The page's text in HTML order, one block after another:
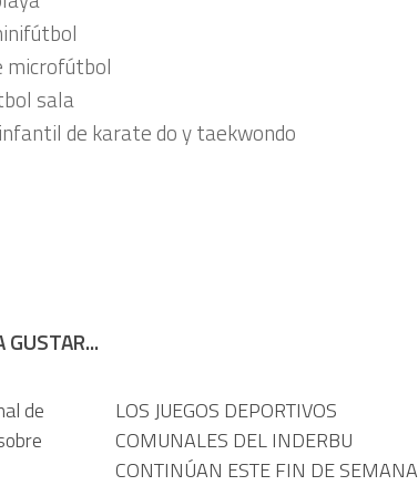
microfútbol
sala
de karate do y taekwondo
de
LOS JUEGOS DEPORTIVOS
COMUNALES DEL INDERBU
CONTINÚAN ESTE FIN DE SEMANA